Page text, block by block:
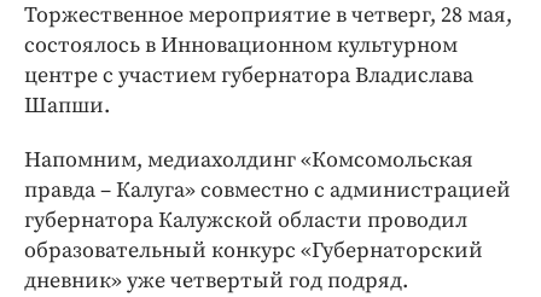
Блоги
Издания
Медиаперсона
Интересное чтиво
Клиника года
Бренд года
Работодатель года
Торжественное мероприятие в четверг, 28 мая,
состоялось в Инновационном культурном
центре с участием губернатора Владислава
Шапши.
Напомним, медиахолдинг «Комсомольская
правда – Калуга» совместно с администрацией
губернатора Калужской области проводил
образовательный конкурс «Губернаторский
дневник» уже четвертый год подряд.